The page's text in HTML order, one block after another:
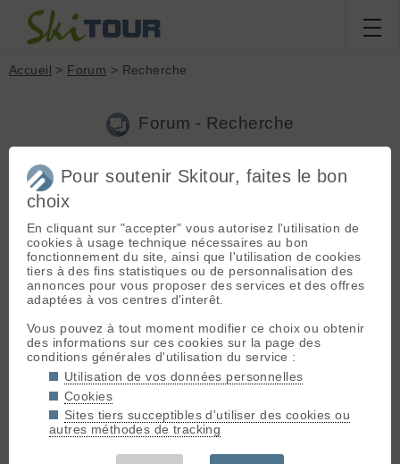
Accueil > Forum > Recherche
Forum - Recherche
Nouveau sujet|Voir tous les sujets
4 résultats
Ski de rando secteur lac de crop lac bleu
(mathonatmaxime le 25.06.2026 à 11:26)
bonjour je vous remercie, me concernant j'ai eu la chance de
retrouver mes skis, ce nest pas le mien.
Ski de rando secteur lac de crop lac bleu
(mathonatmaxime le 30.05.2026 à 16:56)
Mon numéro : 0652036638. Oui les deux bâtons également.
J'ai tout perdu. Merci infiniment
Ski de rando secteur lac de crop lac bleu
(mathonatmaxime le 30.05.2026 à 16:50)
avait aussi le deuxième, est ce que tu l'aurais également ? (Oui
Pour soutenir Skitour, faites le bon
choix
En cliquant sur "accepter" vous autorisez l'utilisation de
cookies à usage technique nécessaires au bon
fonctionnement du site, ainsi que l'utilisation de cookies
tiers à des fins statistiques ou de personnalisation des
annonces pour vous proposer des services et des offres
adaptées à vos centres d'interêt.
Vous pouvez à tout moment modifier ce choix ou obtenir
des informations sur ces cookies sur la page des
conditions générales d'utilisation du service :
Utilisation de vos données personnelles
Cookies
Sites tiers succeptibles d'utiliser des cookies ou
autres méthodes de tracking